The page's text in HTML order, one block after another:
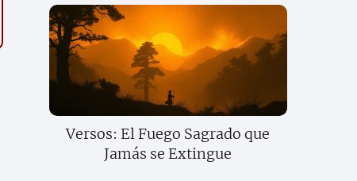
Versos: El Fuego Sagrado que
Jamás se Extingue